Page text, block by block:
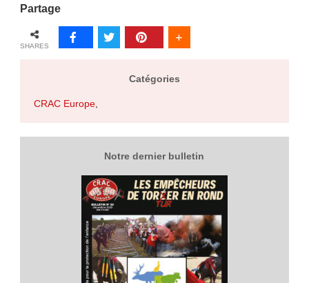
Partage
SHARES
Catégories
CRAC Europe,
Notre dernier bulletin